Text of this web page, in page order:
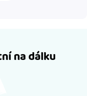
na dálku